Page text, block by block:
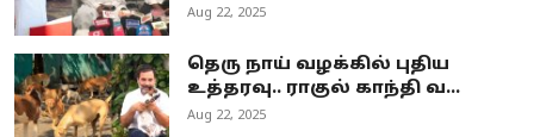
Aug 22, 2025
தெரு நாய் வழக்கில் புதிய
உத்தரவு.. ராகுல் காந்தி வ...
Aug 22, 2025